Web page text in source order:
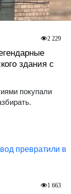
здания с
покупали
2 229
1 663